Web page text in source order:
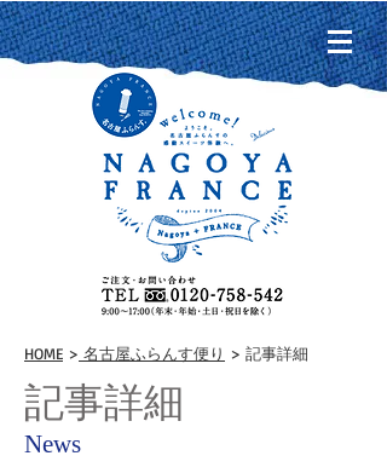
HOME > 名古屋ふらんす便り > 記事詳細
記事詳細
News